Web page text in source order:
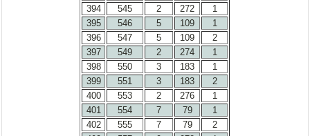
394
545 2 272
1
395
546 5 109
1
396
547 5 109
2
397
549 2 274
1
398
550 3 183
1
399
551 3 183
2
400
553 2 276
1
401
554 7 79
1
402
555 7 79
2